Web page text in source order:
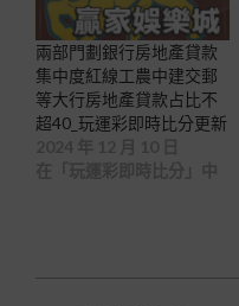
兩部門劃銀行房地產貸款
集中度紅線工農中建交郵
等大行房地產貸款占比不
超40_玩運彩即時比分更新